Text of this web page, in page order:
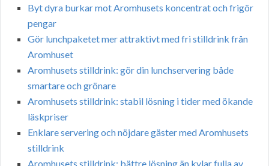
Byt dyra burkar mot Aromhusets koncentrat och frigör
pengar
Gör lunchpaketet mer attraktivt med fri stilldrink från
Aromhuset
Aromhusets stilldrink: gör din lunchservering både
smartare och grönare
Aromhusets stilldrink: stabil lösning i tider med ökande
läskpriser
Enklare servering och nöjdare gäster med Aromhusets
stilldrink
Aromhusets stilldrink: bättre lösning än kylar fulla av